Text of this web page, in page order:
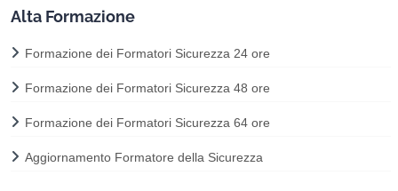
Alta Formazione
Formazione dei Formatori Sicurezza 24 ore
Formazione dei Formatori Sicurezza 48 ore
Formazione dei Formatori Sicurezza 64 ore
Aggiornamento Formatore della Sicurezza